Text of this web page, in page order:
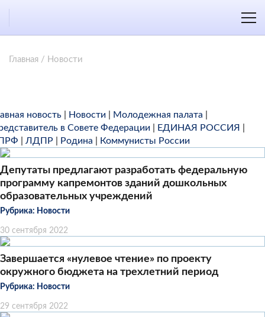
Главная / Новости
новость Новости Молодежная палата
в Совете Федерации
ЕДИНАЯ РОССИЯ
ЛДПР Родина Коммунисты России
Депутаты предлагают разработать федеральную
программу капремонтов зданий дошкольных
образовательных учреждений
Рубрика: Новости
30 сентября 2022
Завершается «нулевое чтение» по проекту
окружного бюджета на трехлетний период
Рубрика: Новости
29 сентября 2022